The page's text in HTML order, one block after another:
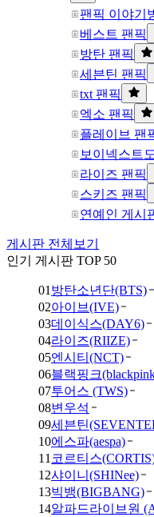
팬픽 이야기
베스트 팬픽
방탄 팬픽
세븐틴 팬픽
txt 팬픽
엑소 팬픽
플레이브 팬
보이넥스트
라이즈 팬픽
스키즈 팬픽
연예인 게시
게시판 전체보기
인기 게시판 TOP 50
01 방탄소년단(BTS)
02아이브(IVE)
03데이식스(DAY6)
04라이즈(RIIZE)
05엔시티(NCT)
06블랙핑크
07투어스 (TWS)
08변우석
09세븐틴
10에스파(aespa)
11 코르티스
12샤이니(SHINee)
13빅뱅(BIGBANG)
14알파드라이브원